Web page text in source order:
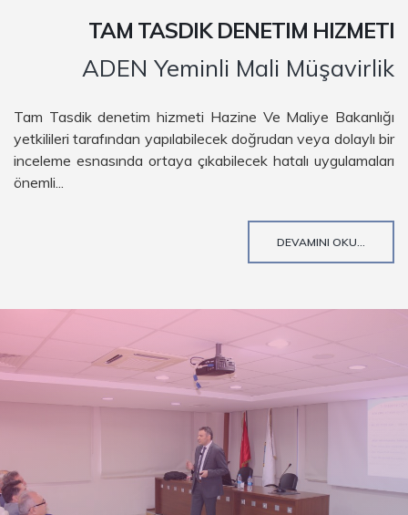
TAM TASDIK DENETIM HIZMETI
ADEN Yeminli Mali Müşavirlik
Tam Tasdik denetim hizmeti Hazine Ve Maliye Bakanlığı
yetkilileri tarafından yapılabilecek doğrudan veya dolaylı bir
inceleme esnasında ortaya çıkabilecek hatalı uygulamaları
önemli...
DEVAMINI OKU...